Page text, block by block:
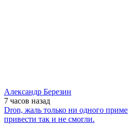
Александр Березин
7 часов назад
Dron, жаль только ни одного
привести так и не смогли.